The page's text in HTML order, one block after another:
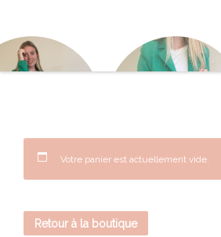
Votre panier est actuellement vide.
Retour à la boutique